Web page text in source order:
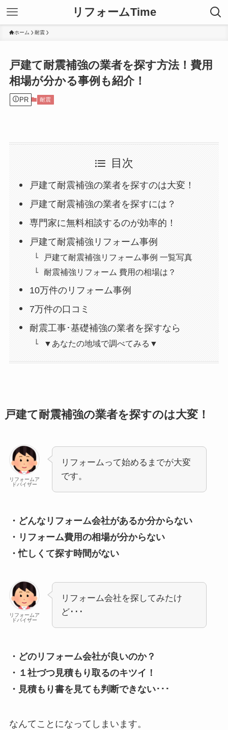
リフォームTime
ホーム 耐震
戸建て耐震補強の業者を探す方法！費用
相場が分かる事例も紹介！
PR 耐震
目次
戸建て耐震補強の業者を探すのは大変！
戸建て耐震補強の業者を探すには？
専門家に無料相談するのが効率的！
戸建て耐震補強リフォーム事例
戸建て耐震補強リフォーム事例 一覧写真
耐震補強リフォーム 費用の相場は？
10万件のリフォーム事例
7万件の口コミ
耐震工事･基礎補強の業者を探すなら
▼あなたの地域で調べてみる▼
戸建て耐震補強の業者を探すのは大変！
リフォームア
ドバイザー
リフォームって始めるまでが大変
です。
・どんなリフォーム会社があるか分からない
・リフォーム費用の相場が分からない
・忙しくて探す時間がない
リフォームア
ドバイザー
リフォーム会社を探してみたけ
ど･･･
・どのリフォーム会社が良いのか？
・１社づつ見積もり取るのキツイ！
・見積もり書を見ても判断できない･･･
なんてことになってしまいます。